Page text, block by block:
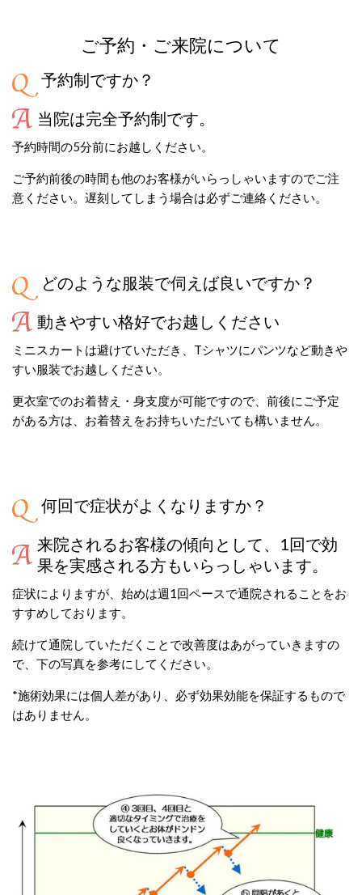
ご予約・ご来院について
予約制ですか？
当院は完全予約制です。
予約時間の5分前にお越しください。
ご予約前後の時間も他のお客様がいらっしゃいますのでご注
意ください。遅刻してしまう場合は必ずご連絡ください。
どのような服装で伺えば良いですか？
動きやすい格好でお越しください
ミニスカートは避けていただき、Tシャツにパンツなど動きや
すい服装でお越しください。
更衣室でのお着替え・身支度が可能ですので、前後にご予定
がある方は、お着替えをお持ちいただいても構いません。
何回で症状がよくなりますか？
来院されるお客様の傾向として、1回で効
果を実感される方もいらっしゃいます。
症状によりますが、始めは週1回ペースで通院されることをお
すすめしております。
続けて通院していただくことで改善度はあがっていきますの
で、下の写真を参考にしてください。
*施術効果には個人差があり、必ず効果効能を保証するもので
はありません。